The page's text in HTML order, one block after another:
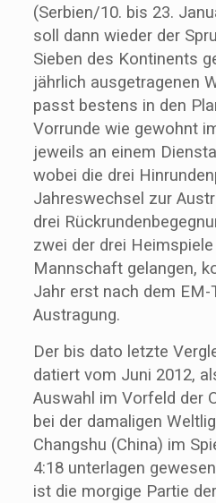
(Serbien/10. bis 23.
soll dann wieder der
Sieben des Kontinents
jährlich ausgetragenen
passt bestens in den
Vorrunde wie gewohnt
jeweils an einem
wobei die drei
Jahreswechsel zur
drei
zwei der drei
Mannschaft gelangen,
Jahr erst nach dem EM-
Austragung.
Der bis dato letzte
datiert vom Juni 2012,
Auswahl im Vorfeld der
bei der damaligen
Changshu (China) im
4:18 unterlagen
ist die morgige Partie